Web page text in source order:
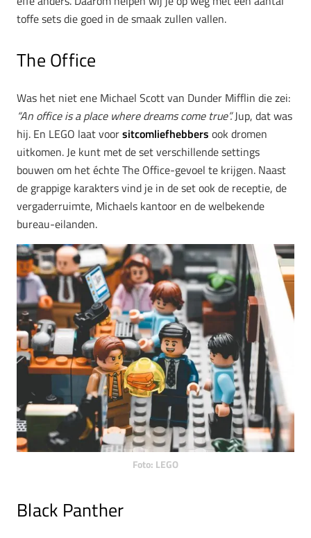
toffe sets die goed in de smaak zullen vallen.
The Office
Was het niet ene Michael Scott van Dunder Mifflin die zei:
“An office is a place where dreams come true”.Jup, dat was
hij. En LEGO laat voorsitcomliefhebbers ook dromen
uitkomen. Je kunt met de set verschillende settings
bouwen om het échte The Office-gevoel te krijgen. Naast
de grappige karakters vind je in de set ook de receptie, de
vergaderruimte, Michaels kantoor en de welbekende
bureau-eilanden.
Foto: LEGO
Black Panther